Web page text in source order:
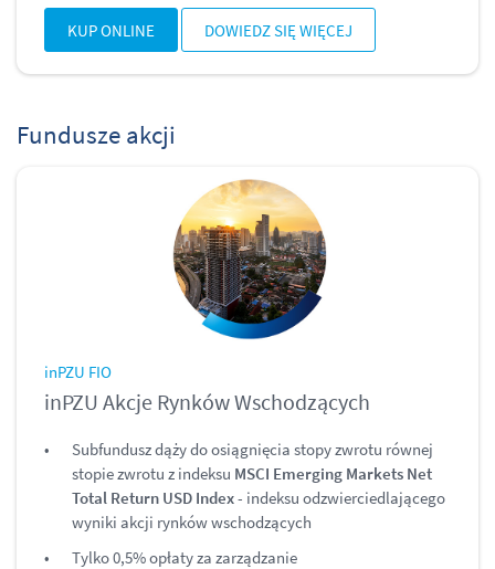
KUP ONLINE DOWIEDZ SIĘ WIĘCEJ
Fundusze akcji
inPZU FIO
inPZU Akcje Rynków Wschodzących
Subfundusz dąży do osiągnięcia stopy zwrotu równej
stopie zwrotu z indeksu MSCI Emerging Markets Net
Total Return USD Index- indeksu odzwierciedlającego
wyniki akcji rynków wschodzących
Tylko 0,5% opłaty za zarządzanie